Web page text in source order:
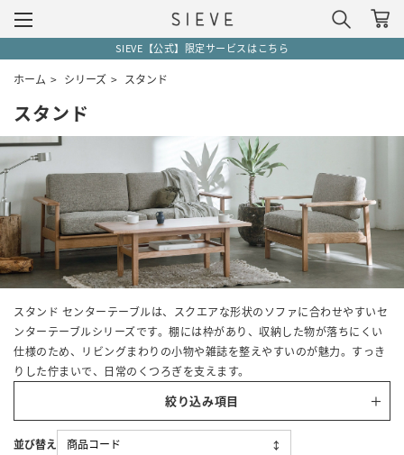
SIEVE【公式】限定サービスはこちら
ホーム > シリーズ > スタンド
スタンド
スタンド センターテーブルは、スクエアな形状のソファに合わせやすいセ
ンターテーブルシリーズです。棚には枠があり、収納した物が落ちにくい
仕様のため、リビングまわりの小物や雑誌を整えやすいのが魅力。すっき
りした佇まいで、日常のくつろぎを支えます。
絞り込み項目